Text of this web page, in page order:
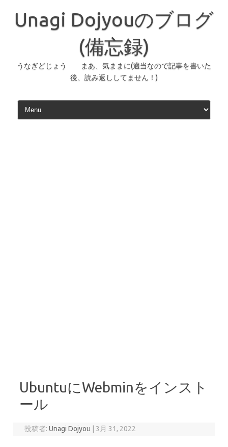
ン
プ
Unagi Dojyouのブログ
(備忘録)
うなぎどじょう まあ、気ままに(適当なので記事を書いた
後、読み返ししてません！)
UbuntuにWebminをインスト
ール
投稿者:Unagi Dojyou 3月 31, 2022